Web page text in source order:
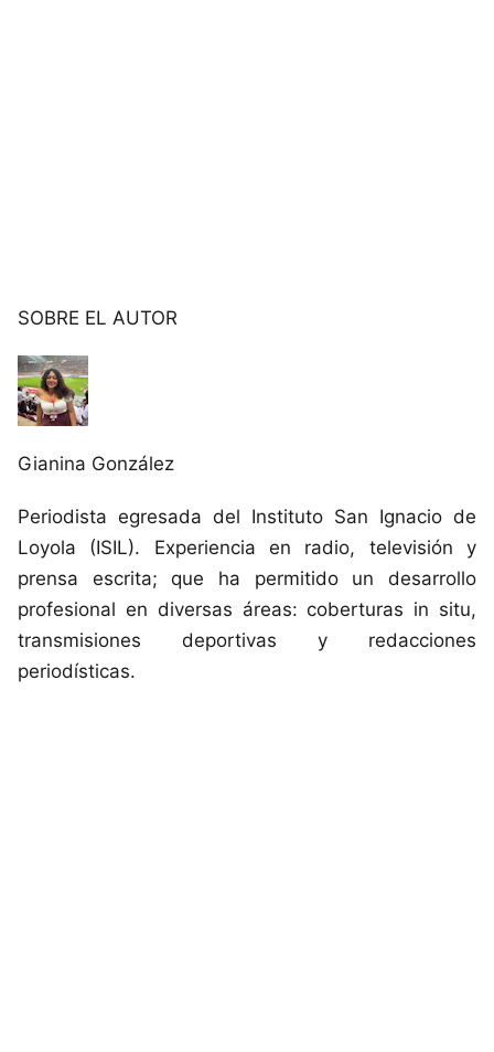
SOBRE EL AUTOR
Gianina González
Periodista egresada del Instituto San Ignacio de
Loyola (ISIL). Experiencia en radio, televisión y
prensa escrita; que ha permitido un desarrollo
profesional en diversas áreas: coberturas in situ,
transmisiones deportivas y redacciones
periodísticas.